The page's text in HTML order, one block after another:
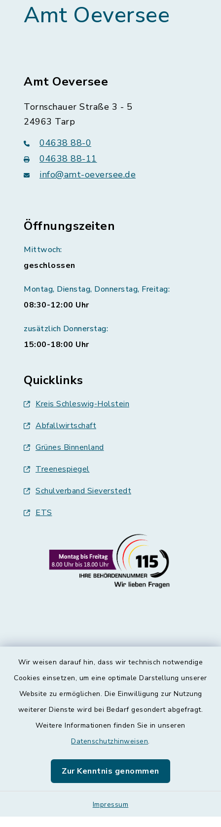
Wir weisen darauf hin, dass wir technisch notwendige
Cookies einsetzen, um eine optimale Darstellung unserer
Website zu ermöglichen. Die Einwilligung zur Nutzung
weiterer Dienste wird bei Bedarf gesondert abgefragt.
Weitere Informationen finden Sie in unseren
Datenschutzhinweisen.
Zur Kenntnis genommen
Impressum
Amt Oeversee
Amt Oeversee
Tornschauer Straße 3 - 5
24963 Tarp
04638 88-0
04638 88-11
info@amt-oeversee.de
Öffnungszeiten
Mittwoch:
geschlossen
Montag, Dienstag, Donnerstag, Freitag:
08:30-12:00 Uhr
zusätzlich Donnerstag:
15:00-18:00 Uhr
Quicklinks
Kreis Schleswig-Holstein
Abfallwirtschaft
Grünes Binnenland
Treenespiegel
Schulverband Sieverstedt
ETS
Kontakt
Datenschutz
Leichte Sprache
Sitemap